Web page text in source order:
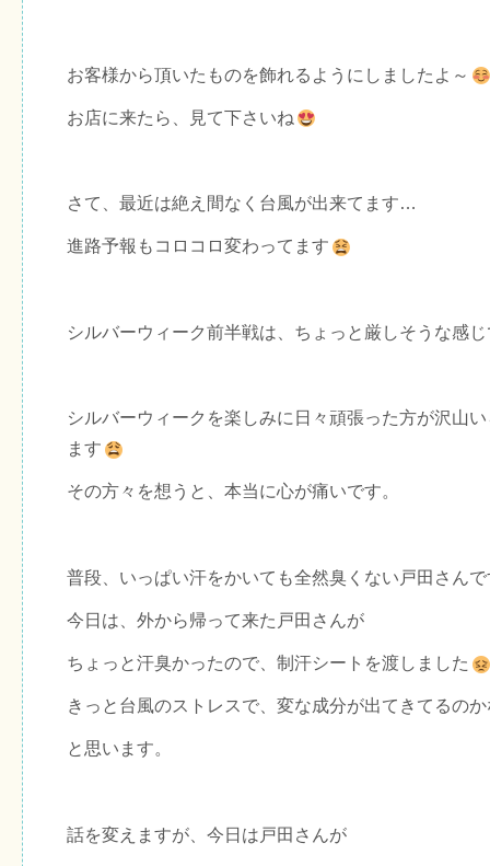
お客様から頂いたものを飾れるようにしましたよ～
お店に来たら、見て下さいね
さて、最近は絶え間なく台風が出来てます…
進路予報もコロコロ変わってます
シルバーウィーク前半戦は、ちょっと厳しそうな感
シルバーウィークを楽しみに日々頑張った方が沢山
ます
その方々を想うと、本当に心が痛いです。
普段、いっぱい汗をかいても全然臭くない戸田さん
今日は、外から帰って来た戸田さんが
ちょっと汗臭かったので、制汗シートを渡しました
きっと台風のストレスで、変な成分が出てきてるの
と思います。
話を変えますが、今日は戸田さんが